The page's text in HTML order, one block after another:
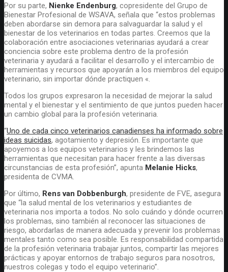
Por su parte, Nienke Endenburg, copresidente del Grupo de
Bienestar Profesional de WSAVA, señala que “estos problemas
deben abordarse sin demora para salvaguardar la salud y el
bienestar de los veterinarios en todas partes. Creemos que la
colaboración entre asociaciones veterinarias ayudará a crear
conciencia sobre este problema dentro de la profesión
veterinaria y ayudará a facilitar el desarrollo y el intercambio de
herramientas y recursos que apoyarán a los miembros del equipo
veterinario, sin importar dónde practiquen «.
Todos los grupos expresaron la necesidad de mejorar la salud
mental y el bienestar y el sentimiento de que juntos pueden hacer
un cambio global para la profesión veterinaria.
“Uno de cada cinco veterinarios canadienses ha informado sobre
ideas suicidas, agotamiento y depresión. Es importante que
apoyemos a los equipos veterinarios y les brindemos las
herramientas que necesitan para hacer frente a las diversas
circunstancias de esta profesión”, apunta Melanie Hicks,
presidenta de CVMA.
Por último, Rens van Dobbenburgh, presidente de FVE, asegura
que “la salud mental de los veterinarios y estudiantes de
veterinaria nos importa a todos. No solo cuándo y dónde ocurren
los problemas, sino también al reconocer las situaciones de
riesgo, abordarlas de manera adecuada y prevenir los problemas
mentales tanto como sea posible. Es responsabilidad compartida
de la profesión veterinaria trabajar juntos, compartir las mejores
prácticas y apoyar entornos de trabajo seguros para nosotros,
nuestros colegas y todo el equipo veterinario”.